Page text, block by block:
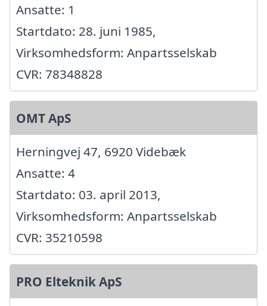
Ansatte: 1
Startdato: 28. juni 1985,
Virksomhedsform: Anpartsselskab
CVR: 78348828
OMT ApS
Herningvej 47, 6920 Videbæk
Ansatte: 4
Startdato: 03. april 2013,
Virksomhedsform: Anpartsselskab
CVR: 35210598
PRO Elteknik ApS